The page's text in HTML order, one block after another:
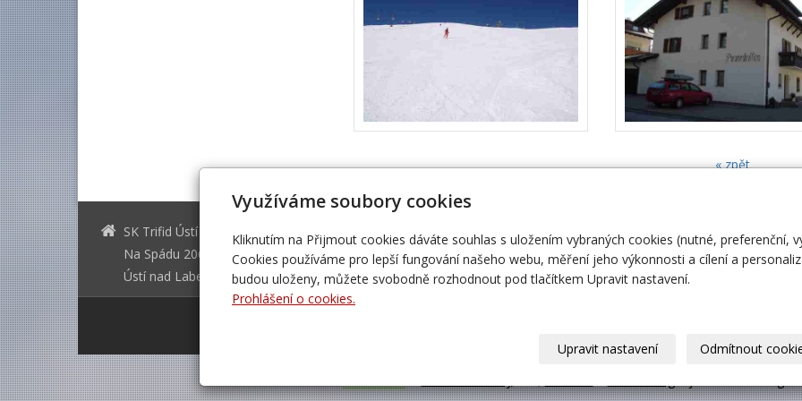
« zpět
SK Trifid Ústí
Na Spádu 2069/9, 40011
Ústí nad Labem
sktrifid@sktrifid.cz
606 64 64 99
475 504 457
Úvodní stránka
Ze života klubu
Využíváme soubory cookies
Kliknutím na Přijmout cookies dáváte souhlas s uložením vybraných cookies (nutné, preferenční,
Cookies používáme pro lepší fungování našeho webu, měření jeho výkonnosti a cílení a
budou uloženy, můžete svobodně rozhodnout pod tlačítkem Upravit nastavení.
Prohlášení o cookies.
Upravit nastavení Odmítnout